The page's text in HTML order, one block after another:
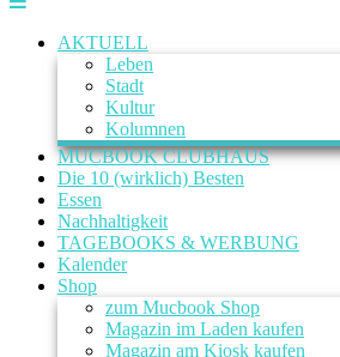
AKTUELL
Leben
Stadt
Kultur
Kolumnen
MUCBOOK CLUBHAUS
Die 10 (wirklich) Besten
Essen
Nachhaltigkeit
TAGEBOOKS & WERBUNG
Kalender
Shop
zum Mucbook Shop
Magazin im Laden kaufen
Magazin am Kiosk kaufen